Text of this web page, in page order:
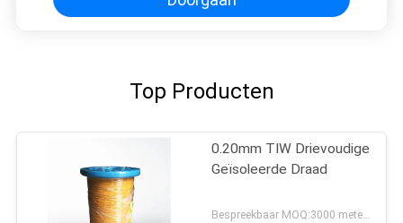
Top Producten
0.20mm TIW Drievoudige
Geïsoleerde Draad
Bespreekbaar MOQ:3000 meters